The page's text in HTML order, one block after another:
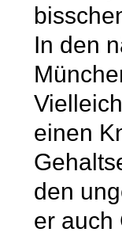
In den
einen
den
er auch